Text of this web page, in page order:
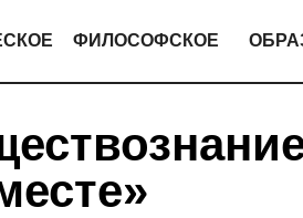
ФИЛОСОФСКОЕ